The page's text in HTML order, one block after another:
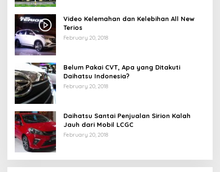
Video Kelemahan dan Kelebihan All New
Terios
February 20, 2018
Belum Pakai CVT, Apa yang Ditakuti
Daihatsu Indonesia?
February 20, 2018
Daihatsu Santai Penjualan Sirion Kalah
Jauh dari Mobil LCGC
February 20, 2018